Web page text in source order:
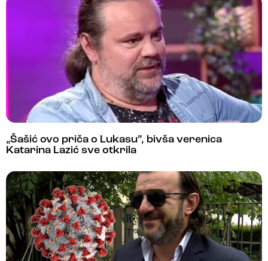
„Šašić ovo priča o Lukasu”, bivša verenica
Katarina Lazić sve otkrila